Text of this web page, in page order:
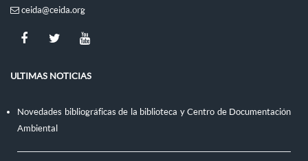
ceida@ceida.org
ULTIMAS NOTICIAS
Novedades bibliográficas de la biblioteca y Centro de Documentación
Ambiental